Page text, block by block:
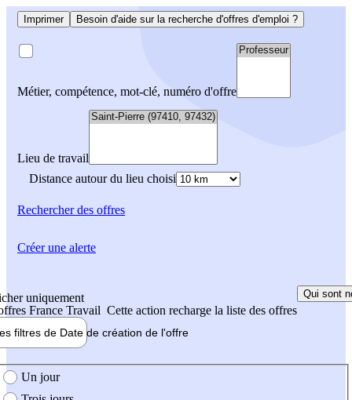
Imprimer Besoin d'aide sur la recherche d'offres d'emploi ?
Métier, compétence, mot-clé, numéro d'offre
Lieu de travail
Distance autour du lieu choisi
Rechercherdes offres
uniquement
France Travail Cette action recharge la liste des offres
Qui sont
filtres de Date de création de l'offre
création de l'offre
Un jour
Créer une alerte